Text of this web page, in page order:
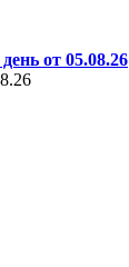
от 05.08.26